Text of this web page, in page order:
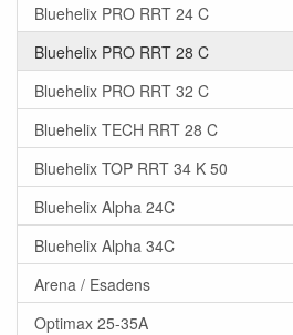
Bluehelix PRO RRT 24 C
Bluehelix PRO RRT 28 C
Bluehelix PRO RRT 32 C
Bluehelix TECH RRT 28 C
Bluehelix TOP RRT 34 K 50
Bluehelix Alpha 24C
Bluehelix Alpha 34C
Arena / Esadens
Optimax 25-35A